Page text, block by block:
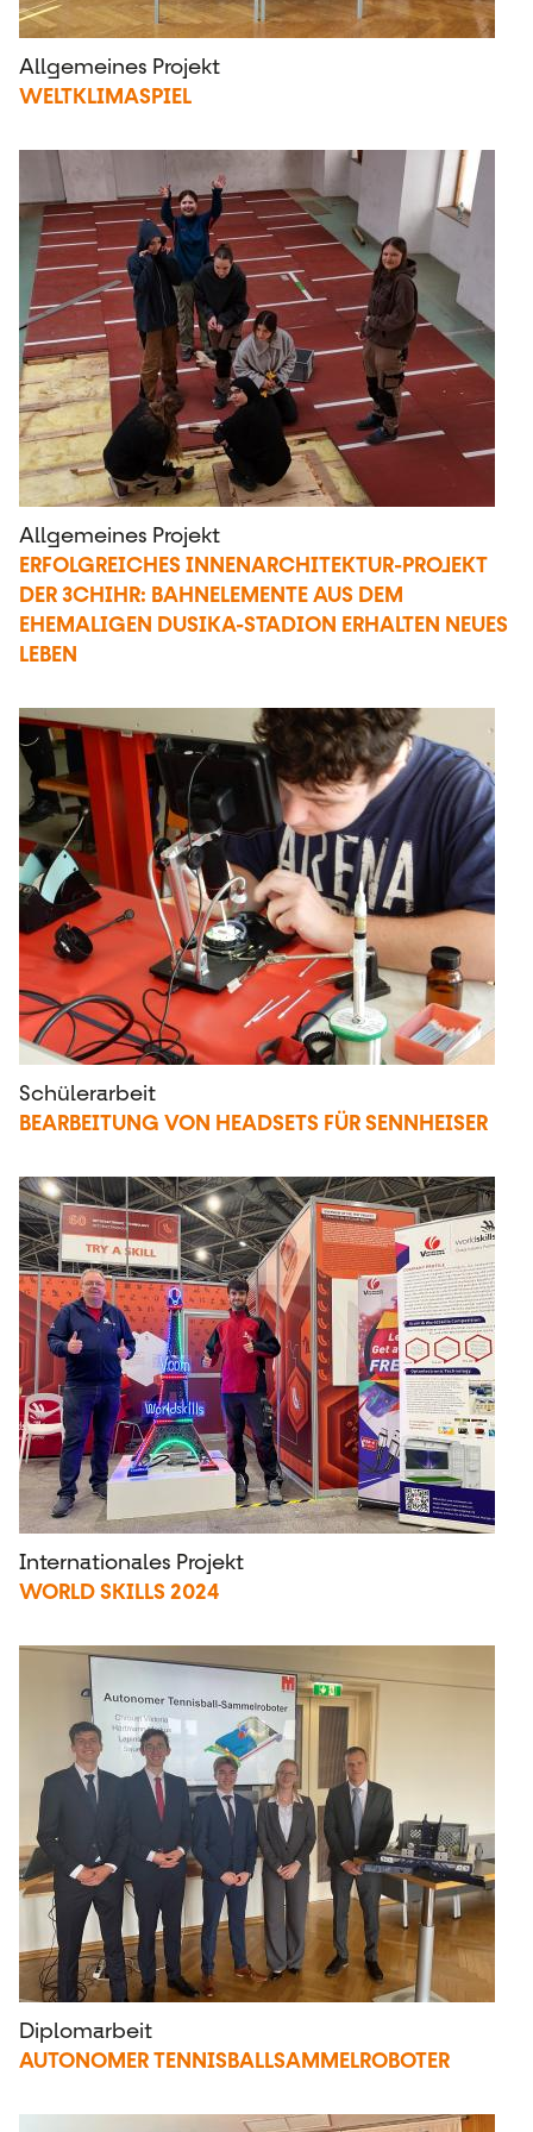
Allgemeines Projekt
WELTKLIMASPIEL
Allgemeines Projekt
ERFOLGREICHES INNENARCHITEKTUR-PROJEKT
DER 3CHIHR: BAHNELEMENTE AUS DEM
EHEMALIGEN DUSIKA-STADION ERHALTEN NEUES
LEBEN
Schülerarbeit
BEARBEITUNG VON HEADSETS FÜR SENNHEISER
Internationales Projekt
WORLD SKILLS 2024
Diplomarbeit
AUTONOMER TENNISBALLSAMMELROBOTER